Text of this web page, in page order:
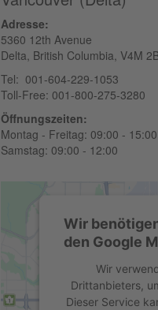
Adresse:
5360 12th Avenue
Delta, British Columbia, V4M
Tel: 001-604-229-1053
Toll-Free: 001-800-275-3280
Öffnungszeiten:
Montag - Freitag: 09:00 - 15:00
Samstag: 09:00 - 12:00
Wir
den Google
Wir
Drittanbieters,
Dieser Service